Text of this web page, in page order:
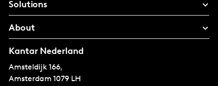
Solutions
About
Kantar Nederland
Amsteldijk 166,
Amsterdam 1079 LH